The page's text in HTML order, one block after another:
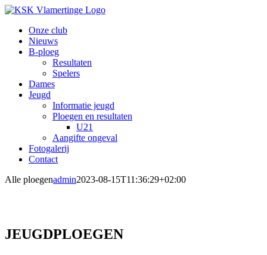
Ga
inhoudOnze club
Nieuws
B-ploeg
Resultaten
Spelers
Dames
Jeugd
Informatie jeugd
Ploegen en resultaten
U21
Aangifte ongeval
Fotogalerij
Contact
Alle ploegenadmin2023-08-15T11:36:29+02:00
JEUGDPLOEGEN